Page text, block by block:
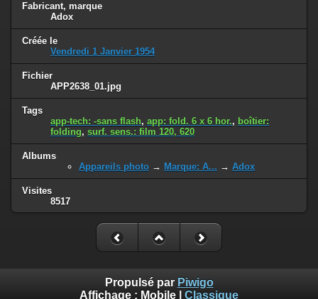
Fabricant, marque
Adox
Créée le
Vendredi 1 Janvier 1954
Fichier
APP2638_01.jpg
Tags
app-tech: -sans flash, app: fold. 6 x 6 hor., boîtier:
folding, surf. sens.: film 120, 620
Albums
Appareils photo → Marque: A... → Adox
Visites
8517
Propulsé par Piwigo
Affichage : Mobile Classique